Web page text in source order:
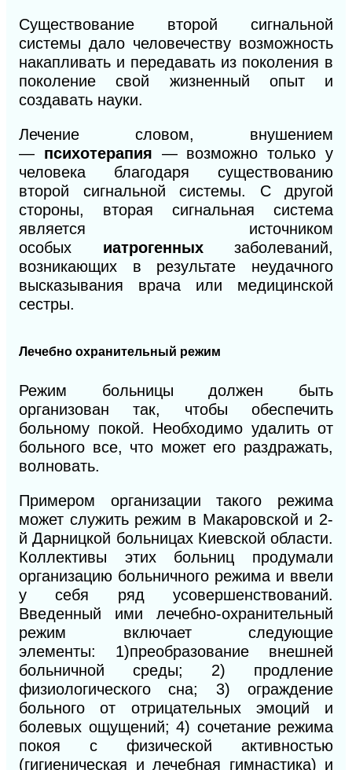
Существование второй сигнальной
системы дало человечеству возможность
накапливать и передавать из поколения в
поколение свой жизненный опыт и
создавать науки.
Лечение словом, внушением
— психотерапия — возможно только у
человека благодаря существованию
второй сигнальной системы. С другой
стороны, вторая сигнальная система
является источником
особых иатрогенных заболеваний,
возникающих в результате неудачного
высказывания врача или медицинской
сестры.
Лечебно охранительный режим
Режим больницы должен быть
организован так, чтобы
обеспечить
больному покой. Необходимо удалить от
больного все, что может его раздражать,
волновать.
Примером организации такого режима
может служить режим в Макаровской и 2-
й Дарницкой больницах Киевской области.
Коллективы этих больниц продумали
организацию больничного режима и ввели
у себя ряд усовершенствований.
Введенный ими лечебно-охранительный
режим включает следующие
элементы: 1)преобразование внешней
больничной среды; 2) продление
физиологического сна; 3) ограждение
больного от отрицательных эмоций и
болевых ощущений; 4) сочетание режима
покоя с физической активностью
(гигиеническая и лечебная гимнастика) и